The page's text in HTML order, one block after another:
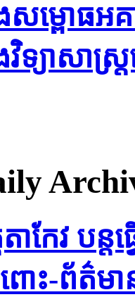
សម្ពោធអ
យាសាស្ត្រ
ាកែវ បន្ត
ះ-ព័ត៌មាន